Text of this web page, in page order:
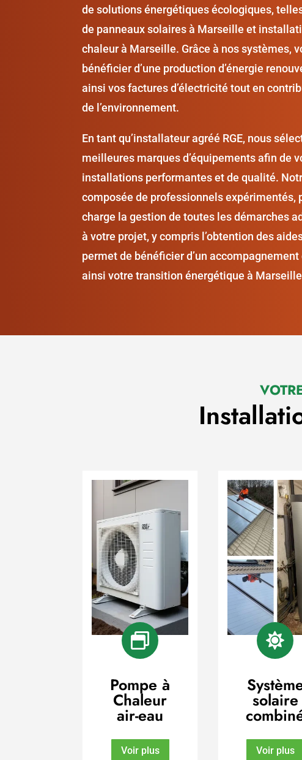
de solutions énergétiques écologiques,
de panneaux solaires à Marseille et
chaleur à Marseille. Grâce à nos systèmes,
bénéficier d’une production d’énergie
ainsi vos factures d’électricité tout en
de l’environnement.
En tant qu’installateur agréé RGE, nous
meilleures marques d’équipements afin de
installations performantes et de qualité.
composée de professionnels expérimentés,
charge la gestion de toutes les démarches
à votre projet, y compris l’obtention des
permet de bénéficier d’un
ainsi votre transition énergétique à

Pompe à
Chaleur
air-eau
Voir plus

solaire
Voir plus